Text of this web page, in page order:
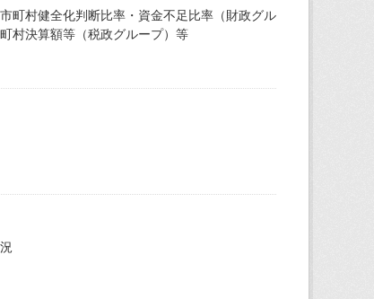
町村健全化判断比率・資金不足比率（財政グル
村決算額等（税政グループ）等